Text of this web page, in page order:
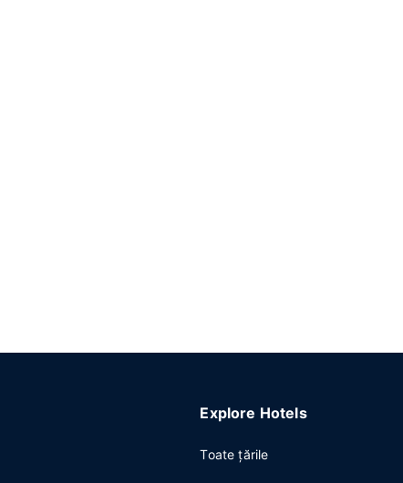
Explore Hotels
Toate ţările